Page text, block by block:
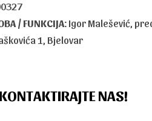
/ FUNKCIJA: Igor Malešević,
1, Bjelovar
KONTAKTIRAJTE NAS!